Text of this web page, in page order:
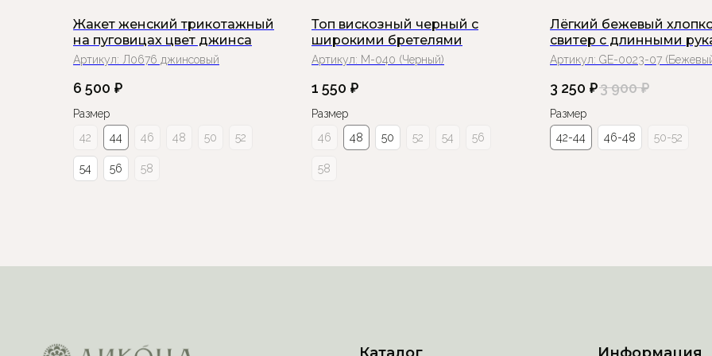
Жакет женский трикотажный
на пуговицах цвет джинса
Артикул: Л0676 джинсовый
6 500 ₽
Размер
42
44 46 48 50 52
54 56 58
Топ вискозный черный с
широкими бретелями
Артикул: М-040 (Черный)
1 550 ₽
Размер
46
48 50 52 54 56
58
Лёгкий бежевый
свитер с длинными
Артикул: GE-0023-07
3 250 ₽3 900 ₽
Размер
42-44
46-48 50-52